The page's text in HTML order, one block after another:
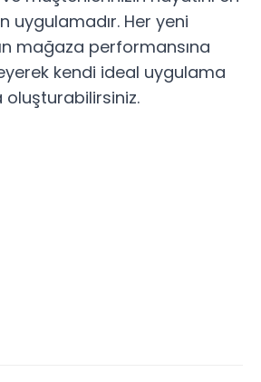
uygulamadır. Her yeni
mağaza performansına
kendi ideal uygulama